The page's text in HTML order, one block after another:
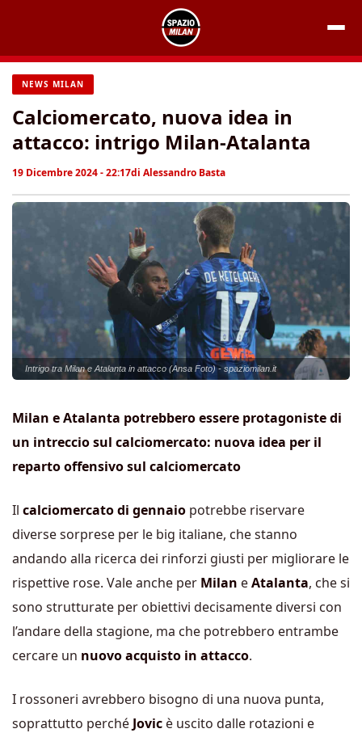
contenuto
NEWS MILAN
Calciomercato, nuova idea in
attacco: intrigo Milan-Atalanta
19 Dicembre 2024 - 22:17di Alessandro Basta
Intrigo tra Milan e Atalanta in attacco (Ansa Foto) - spaziomilan.it
Milan e Atalanta potrebbero essere protagoniste di
un intreccio sul calciomercato: nuova idea per il
reparto offensivo sul calciomercato
Il calciomercato di gennaio potrebbe riservare
diverse sorprese per le big italiane, che stanno
andando alla ricerca dei rinforzi giusti per migliorare le
rispettive rose. Vale anche per Milan eAtalanta, che si
sono strutturate per obiettivi decisamente diversi con
l’andare della stagione, ma che potrebbero entrambe
cercare un nuovo acquisto in attacco.
I rossoneri avrebbero bisogno di una nuova punta,
soprattutto perché Jovic è uscito dalle rotazioni e